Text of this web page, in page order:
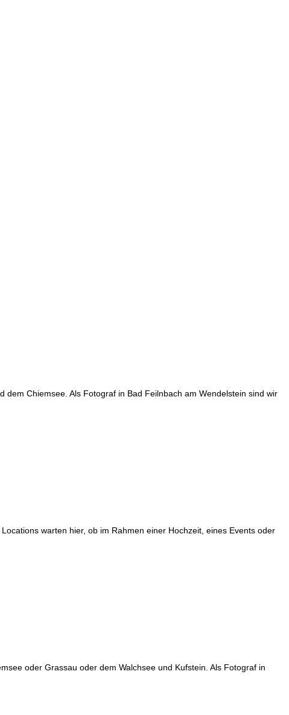
Chiemsee. Als Fotograf in Bad Feilnbach am Wendelstein sind wir
warten hier, ob im Rahmen einer Hochzeit, eines Events oder
oder Grassau oder dem Walchsee und Kufstein. Als Fotograf in